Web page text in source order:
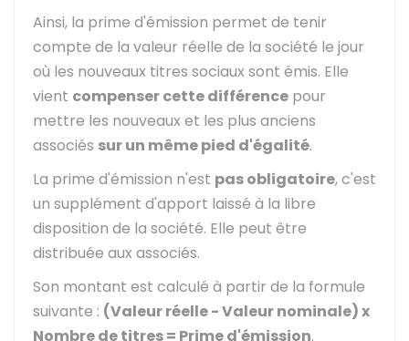
Ainsi, la prime d'émission permet de tenir
compte de la valeur réelle de la société le jour
où les nouveaux titres sociaux sont émis. Elle
vient compenser cette différence pour
mettre les nouveaux et les plus anciens
associés sur un même pied d'égalité.
La prime d'émission n'est pas obligatoire, c'est
un supplément d'apport laissé à la libre
disposition de la société. Elle peut être
distribuée aux associés.
Son montant est calculé à partir de la formule
suivante : (Valeur réelle - Valeur nominale) x
Nombre de titres = Prime d'émission.